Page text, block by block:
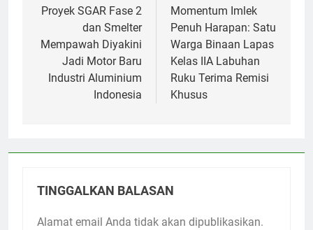
pos
Proyek SGAR Fase 2
dan Smelter
Mempawah Diyakini
Jadi Motor Baru
Industri Aluminium
Indonesia
Momentum Imlek
Penuh Harapan: Satu
Warga Binaan Lapas
Kelas IIA Labuhan
Ruku Terima Remisi
Khusus
TINGGALKAN BALASAN
Alamat email Anda tidak akan dipublikasikan.